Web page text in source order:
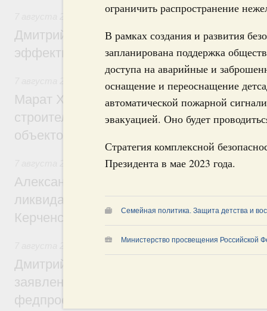
ограничить распространение
В рамках создания и развития
запланирована поддержка
доступа на аварийные и
оснащение и переоснащение
автоматической пожарной
эвакуацией. Оно будет
Стратегия комплексной
Президента в мае 2023 года.
Семейная политика. Защита детства и
Министерство просвещения Российской
Развитие сельских территорий
Дмитрий Патрушев: Синхронизация
эффективность поддержки сельских
Марат Хуснуллин: «Единый заказчик»
строительство и реконструкцию более
объектов
Чрезвычайные ситуации и ликвидация их
Александр Козлов провёл заседание
ликвидации последствий чрезвычайной
Керченском проливе
Среднее профессиональное образование
Дмитрий Чернышенко: Установлен
заявлений от абитуриентов колледжей и
федпроекта «Профессионалитет»